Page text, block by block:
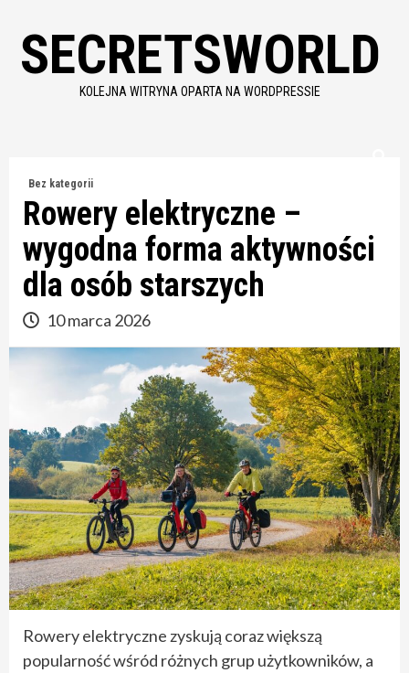
contentSECRETSWORLD
KOLEJNA WITRYNA OPARTA NA WORDPRESSIE
Bez kategorii
Rowery elektryczne –
wygodna forma aktywności
dla osób starszych
10 marca 2026
Rowery elektryczne zyskują coraz większą
popularność wśród różnych grup użytkowników, a